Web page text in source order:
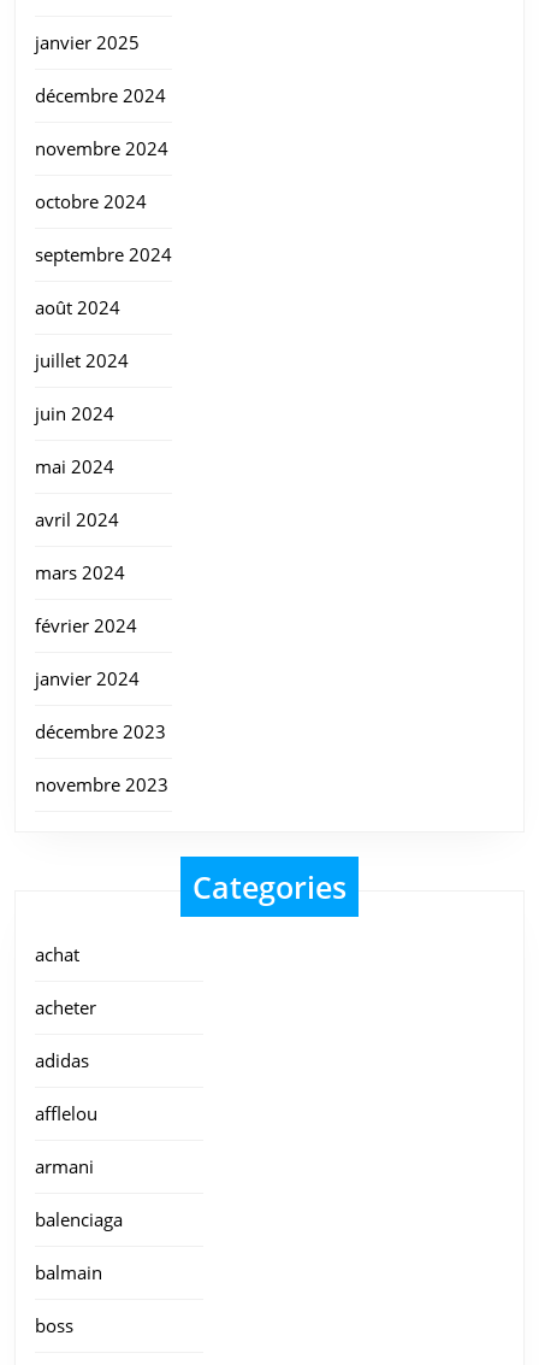
janvier 2025
décembre 2024
novembre 2024
octobre 2024
septembre 2024
août 2024
juillet 2024
juin 2024
mai 2024
avril 2024
mars 2024
février 2024
janvier 2024
décembre 2023
novembre 2023
Categories
achat
acheter
adidas
afflelou
armani
balenciaga
balmain
boss